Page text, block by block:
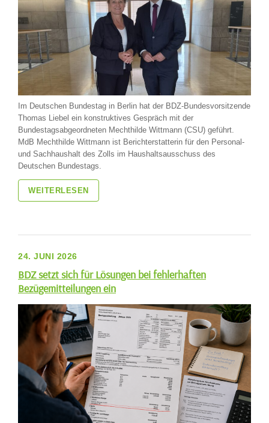
Im Deutschen Bundestag in Berlin hat der BDZ-Bundesvorsitzende
Thomas Liebel ein konstruktives Gespräch mit der
Bundestagsabgeordneten Mechthilde Wittmann (CSU) geführt.
MdB Mechthilde Wittmann ist Berichterstatterin für den Personal-
und Sachhaushalt des Zolls im Haushaltsausschuss des
Deutschen Bundestags.
WEITERLESEN
24. JUNI 2026
BDZ setzt sich für Lösungen bei fehlerhaften
Bezügemitteilungen ein